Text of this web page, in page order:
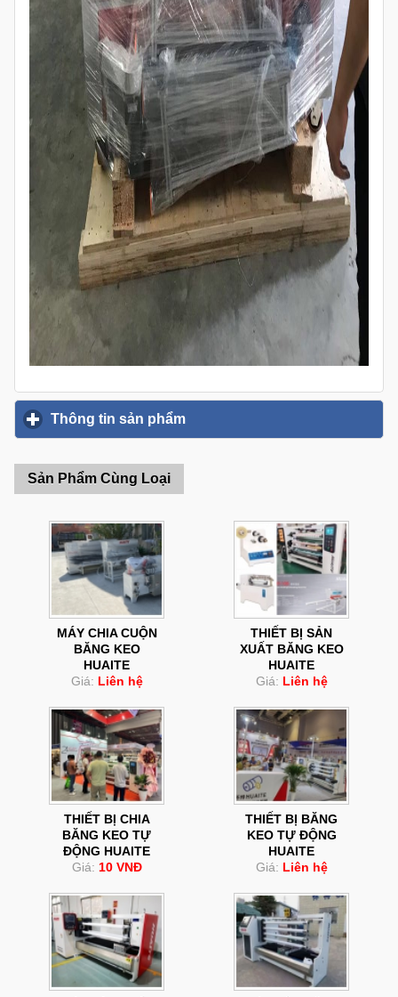
Thông tin sản phẩm
Sản Phẩm Cùng Loại
MÁY CHIA CUỘN
BĂNG KEO
HUAITE
Giá: Liên hệ
THIẾT BỊ SẢN
XUẤT BĂNG KEO
HUAITE
Giá: Liên hệ
THIẾT BỊ CHIA
BĂNG KEO TỰ
ĐỘNG HUAITE
Giá: 10 VNĐ
THIẾT BỊ BĂNG
KEO TỰ ĐỘNG
HUAITE
Giá: Liên hệ